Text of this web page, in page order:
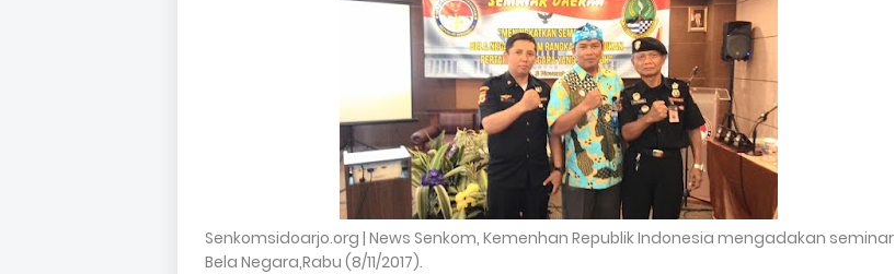
Senkomsidoarjo.org | News Senkom, Kemenhan Republik Indonesia mengadakan seminar
Bela Negara,Rabu (8/11/2017).